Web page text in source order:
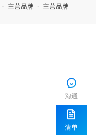
- 主营品牌 - 主营品牌
沟通
清单